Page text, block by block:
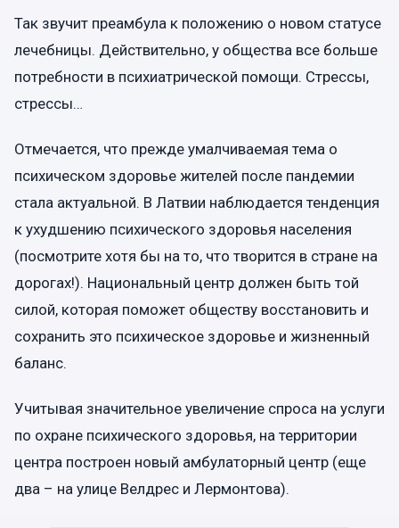
Так звучит преамбула к положению о новом статусе
лечебницы. Действительно, у общества все больше
потребности в психиатрической помощи. Стрессы,
стрессы…
Отмечается, что прежде умалчиваемая тема о
психическом здоровье жителей после пандемии
стала актуальной. В Латвии наблюдается тенденция
к ухудшению психического здоровья населения
(посмотрите хотя бы на то, что творится в стране на
дорогах!). Национальный центр должен быть той
силой, которая поможет обществу восстановить и
сохранить это психическое здоровье и жизненный
баланс.
Учитывая значительное увеличение спроса на услуги
по охране психического здоровья, на территории
центра построен новый амбулаторный центр (еще
два – на улице Велдрес и Лермонтова).